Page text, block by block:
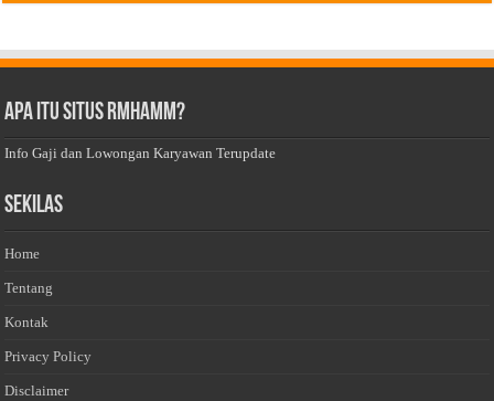
Apa Itu Situs Rmhamm?
Info Gaji dan Lowongan Karyawan Terupdate
Sekilas
Home
Tentang
Kontak
Privacy Policy
Disclaimer